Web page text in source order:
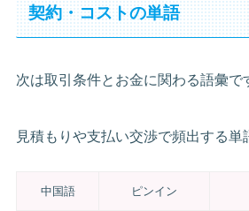
契約・コストの単語
次は取引条件とお金に関わる語彙で
見積もりや支払い交渉で頻出する単
中国語 ピンイン